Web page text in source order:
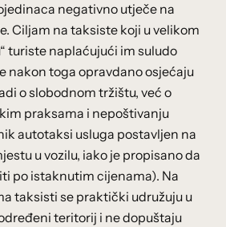
negativno utječe na
Ciljam na taksiste koji u velikom
turiste naplaćujući im suludo
nakon toga opravdano osjećaju
o slobodnom tržištu, već o
praksama i nepoštivanju
autotaksi usluga postavljen na
u vozilu, iako je propisano da
po istaknutim cijenama). Na
taksisti se praktički udružuju u
teritorij i ne dopuštaju